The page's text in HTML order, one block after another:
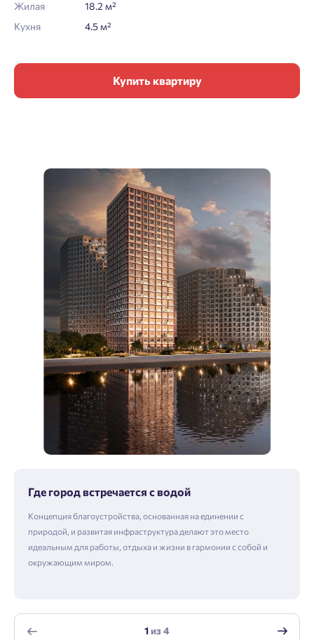
Жилая
18.2 м²
Кухня
4.5 м²
Купить квартиру
Где город встречается с водой
Концепция благоустройства, основанная на единении с
природой, и развитая инфраструктура делают это место
идеальным для работы, отдыха и жизни в гармонии с собой и
окружающим миром.
1из4